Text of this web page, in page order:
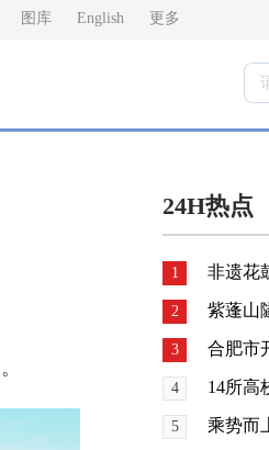
图库 English 更多
24H热点
1 非遗花
2 紫蓬山
3 合肥市
4 14所高
5 乘势而